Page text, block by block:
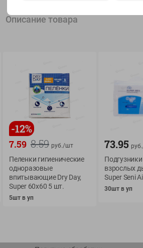
Показать 15-28 из 76
О сервисе
Оплата
Возврат товара
Приемка товара
Самовывоз
Описание товара
-12%
8.59
7.59 руб./шт
Пеленки гигиенические
одноразовые
впитывающие Dry Day,
Super 60х60 5 шт.
5шт в уп
73.95
взрослых
Super Seni
30шт в уп